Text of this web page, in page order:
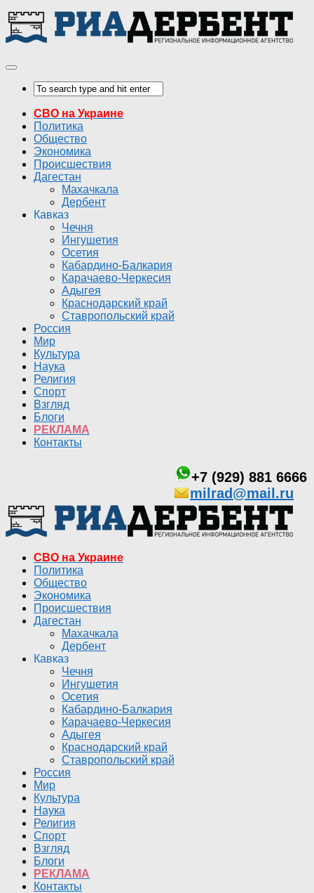
СВО на Украине
Политика
Общество
Экономика
Происшествия
Дагестан
Махачкала
Дербент
Кавказ
Чечня
Ингушетия
Осетия
Кабардино-Балкария
Карачаево-Черкесия
Адыгея
Краснодарский край
Ставропольский край
Россия
Мир
Культура
Наука
Религия
Спорт
Взгляд
Блоги
РЕКЛАМА
Контакты
+7 (929) 881 6666
milrad@mail.ru
СВО на Украине
Политика
Общество
Экономика
Происшествия
Дагестан
Махачкала
Дербент
Кавказ
Чечня
Ингушетия
Осетия
Кабардино-Балкария
Карачаево-Черкесия
Адыгея
Краснодарский край
Ставропольский край
Россия
Мир
Культура
Наука
Религия
Спорт
Взгляд
Блоги
РЕКЛАМА
Контакты